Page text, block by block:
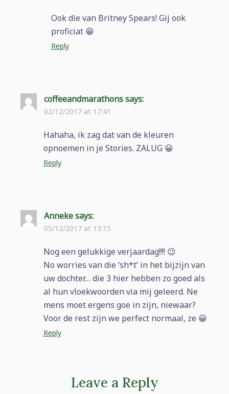
Ook die van Britney Spears! Gij ook
proficiat 😁
Reply
coffeeandmarathons says:
02/12/2017 at 17:41
Hahaha, ik zag dat van de kleuren
opnoemen in je Stories. ZALUG 😀
Reply
Anneke says:
05/12/2017 at 13:15
Nog een gelukkige verjaardag!!!! 😉
No worries van die ‘sh*t’ in het bijzijn van
uw dochter… die 3 hier hebben zo goed als
al hun vloekwoorden via mij geleerd. Ne
mens moet ergens goe in zijn, niewaar?
Voor de rest zijn we perfect normaal, ze 😀
Reply
Leave a Reply